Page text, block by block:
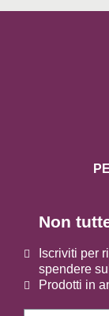
Non
Iscriviti per
spendere
Prodotti in